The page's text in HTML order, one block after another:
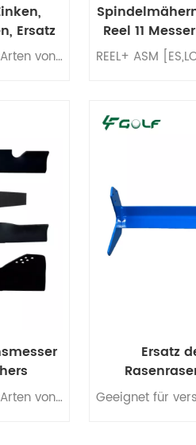
Ersatz
Geeignet für verschiedene Arten von Rasenbelüftern, Greens-Belüftern, Fairway-Belüftern und Turnieren Belüfter, Rasen Kernbelüfter.
Reel 11
Geeignet für verschiedene Arten von Golf-Rasenmähern.
Ersatz